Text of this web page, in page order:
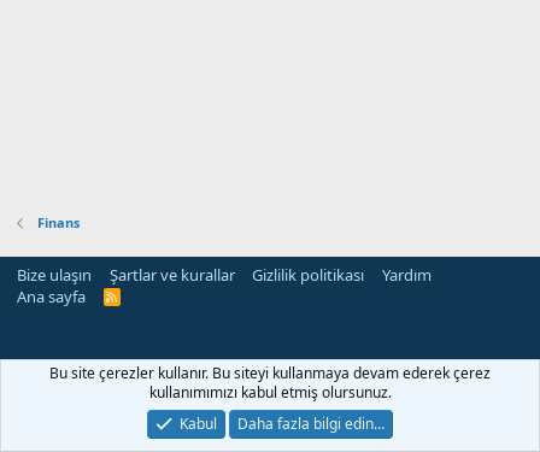
Finans
Bize ulaşın Şartlar ve kurallar Gizlilik politikası
Yardım
Ana sayfa
R
siteleri
Bu site çerezler kullanır. Bu siteyi kullanmaya devam ederek çerez
kullanımımızı kabul etmiş olursunuz.
Kabul
Daha fazla bilgi edin…